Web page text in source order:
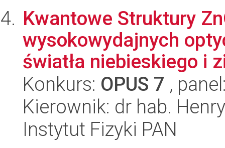
Kwantowe Struktury
wysokowydajnych
światła niebieskiego i
Konkurs: OPUS 7 ,
Kierownik: dr hab.
Instytut Fizyki PAN